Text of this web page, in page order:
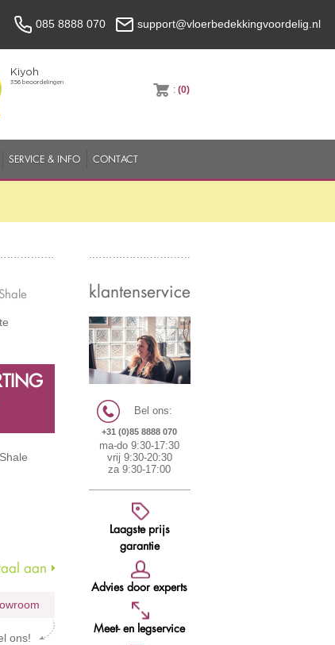
085 8888 070 support@vloerbedekkingvoordelig.nl
:(0)
SERVICE & INFO CONTACT
aan
ons!
klantenservice
Bel ons:
+31 (0)85 8888 070
ma-do 9:30-17:30
vrij 9:30-20:30
za 9:30-17:00
Laagste prijs
garantie
Advies door experts
Meet- en legservice